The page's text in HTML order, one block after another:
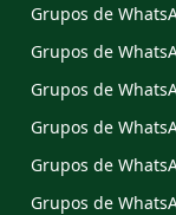
Grupos de
Grupos de
Grupos de
Grupos de
Grupos de
Grupos de